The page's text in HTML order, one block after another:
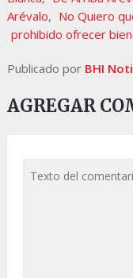
Arévalo, No Quiero
prohibido ofrecer
Publicado por BHI
AGREGAR